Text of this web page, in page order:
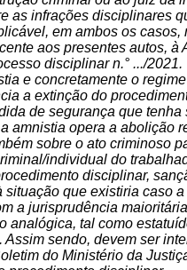
as infrações disciplinares
em ambos os
aos presentes autos,
disciplinar n.° .../2021.
e concretamente o
a extinção do
de segurança que tenha
amnistia opera a abolição
sobre o ato criminoso
individual do
disciplinar,
que existiria caso
a jurisprudência
tal como
sendo, devem ser
do Ministério da